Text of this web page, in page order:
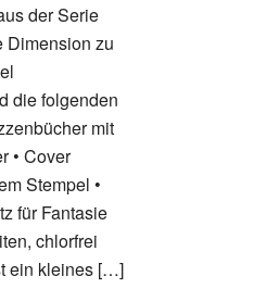
der Serie
Dimension zu
die folgenden
mit
• Cover
Stempel •
für Fantasie
chlorfrei
ein kleines […]